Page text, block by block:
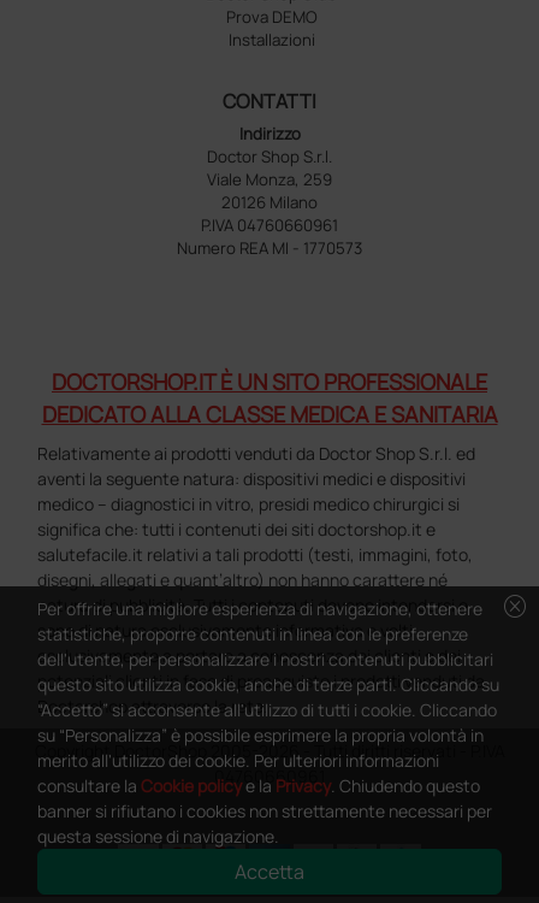
Prova DEMO
Installazioni
CONTATTI
Indirizzo
Doctor Shop S.r.l.
Viale Monza, 259
20126 Milano
P.IVA 04760660961
Numero REA MI - 1770573
DOCTORSHOP.IT È UN SITO PROFESSIONALE
DEDICATO ALLA CLASSE MEDICA E SANITARIA
Relativamente ai prodotti venduti da Doctor Shop S.r.l. ed
aventi la seguente natura: dispositivi medici e dispositivi
medico – diagnostici in vitro, presidi medico chirurgici si
significa che: tutti i contenuti dei siti doctorshop.it e
salutefacile.it relativi a tali prodotti (testi, immagini, foto,
disegni, allegati e quant’altro) non hanno carattere né
natura di pubblicità. Tutti i contenuti devono intendersi e
sono di natura esclusivamente informativa e volti
esclusivamente a portare a conoscenza dei clienti e dei
potenziali clienti in fase di preacquisto i prodotti venduti da
Doctorshop attraverso la rete.
Copyright DoctorShop 2005-2026 - Tutti diritti riservati - P.IVA
04760660961
cancel
Per offrire una migliore esperienza di navigazione, ottenere
statistiche, proporre contenuti in linea con le preferenze
dell'utente, per personalizzare i nostri contenuti pubblicitari
questo sito utilizza cookie, anche di terze parti. Cliccando su
“Accetto” si acconsente all'utilizzo di tutti i cookie. Cliccando
su “Personalizza” è possibile esprimere la propria volontà in
merito all'utilizzo dei cookie. Per ulteriori informazioni
consultare la Cookie policye la Privacy. Chiudendo questo
banner si rifiutano i cookies non strettamente necessari per
questa sessione di navigazione.
Accetta